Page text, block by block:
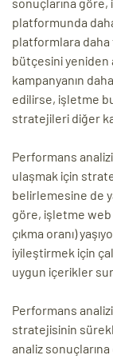
sonuçlarına
platformunda
platformlara daha
bütçesini yeniden
kampanyanın
edilirse, işletme
stratejileri diğer
Performans
ulaşmak için
belirlemesine de
göre, işletme
çıkma oranı)
iyileştirmek için
uygun içerikler
Performans
stratejisinin
analiz